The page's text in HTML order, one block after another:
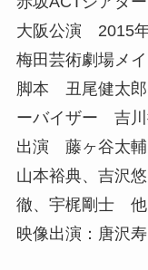
大阪公演 2015
梅田芸術劇場メ
脚本 丑尾健太
ーバイザー 吉
出演 藤ヶ谷太輔
山本裕典、吉沢
徹、宇梶剛士 他
映像出演：唐沢